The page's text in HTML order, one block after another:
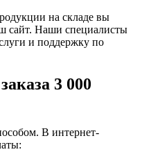
на складе вы
сайт. Наши специалисты
и поддержку по
3 000
В интернет-